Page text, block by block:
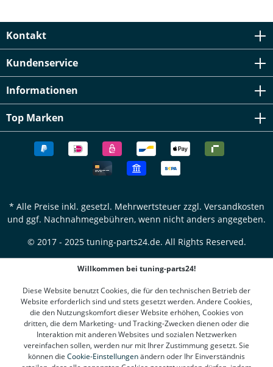
Kontakt
Kundenservice
Informationen
Top Marken
* Alle Preise inkl. gesetzl. Mehrwertsteuer zzgl. Versandkosten
und ggf. Nachnahmegebühren, wenn nicht anders angegeben.
© 2017 - 2025 tuning-parts24.de. All Rights Reserved.
Willkommen bei tuning-parts24!
Diese Website benutzt Cookies, die für den technischen Betrieb der
Website erforderlich sind und stets gesetzt werden. Andere Cookies,
die den Nutzungskomfort dieser Website erhöhen, Cookies von
dritten, die dem Marketing- und Tracking-Zwecken dienen oder die
Interaktion mit anderen Websites und sozialen Netzwerken
vereinfachen sollen, werden nur mit Ihrer Zustimmung gesetzt. Sie
können die Cookie-Einstellungenändern oder Ihr Einverständnis